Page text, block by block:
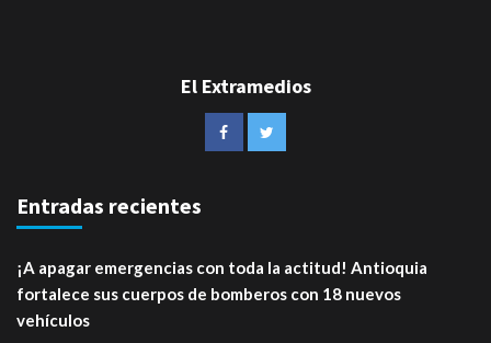
El Extramedios
Entradas recientes
¡A apagar emergencias con toda la actitud! Antioquia
fortalece sus cuerpos de bomberos con 18 nuevos
vehículos